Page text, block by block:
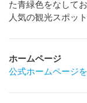
た青緑色をなして
人気の観光スポッ
ホームページ
公式ホームページ